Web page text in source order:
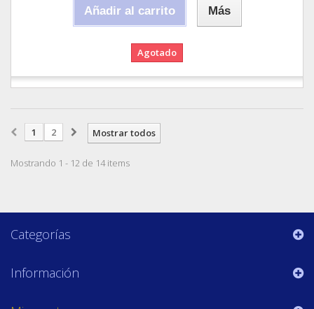
Añadir al carrito Más
Agotado
Mostrar todos
1 2
Mostrando 1 - 12 de 14 items
Categorías
Información